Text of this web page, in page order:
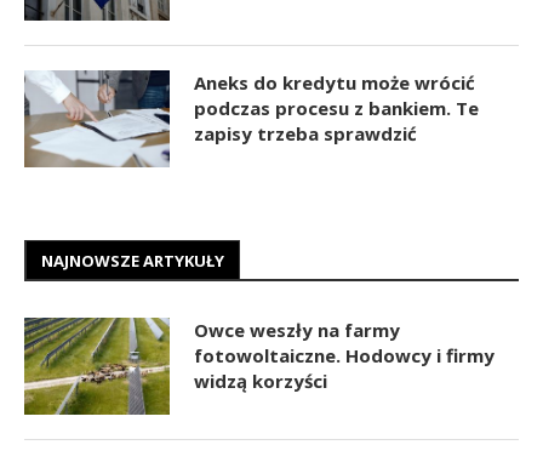
Aneks do kredytu może wrócić
podczas procesu z bankiem. Te
zapisy trzeba sprawdzić
NAJNOWSZE ARTYKUŁY
Owce weszły na farmy
fotowoltaiczne. Hodowcy i firmy
widzą korzyści